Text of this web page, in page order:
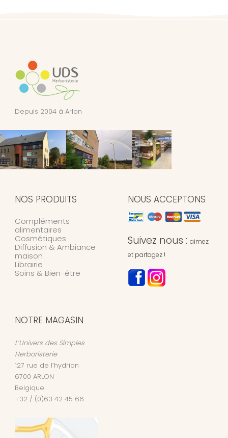
Depuis 2004 à Arlon
NOS PRODUITS
Compléments
alimentaires
Cosmétiques
Diffusion & Ambiance
maison
Librairie
Soins & Bien-être
NOUS ACCEPTONS
Suivez nous : aimez
et partagez !
NOTRE MAGASIN
L’Univers des Simples
Herboristerie
127 rue de l’hydrion
6700 ARLON
Belgique
+32 / (0)63 42 45 66